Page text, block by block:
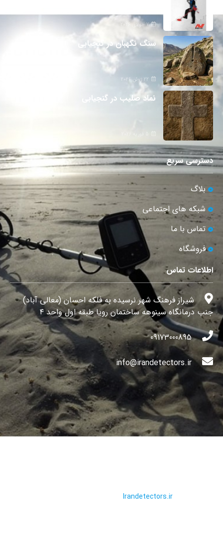
7 جولای 2026
سنگ نگهبان در گنجیابی
22 ژوئن 2026
نماد صلیب در گنجیابی
دسترسی سریع
بلاگ
شبکه های اجتماعی
تماس با ما
فروشگاه
اطلاعات تماس
شیراز فرهنگ شهر نرسیده به فلکه احسان (معالی آباد)
جنب درمانگاه سینوهه ساختمان رویا طبقه اول واحد ۴
09173000895
info@irandetectors.ir
Irandetectors.ir